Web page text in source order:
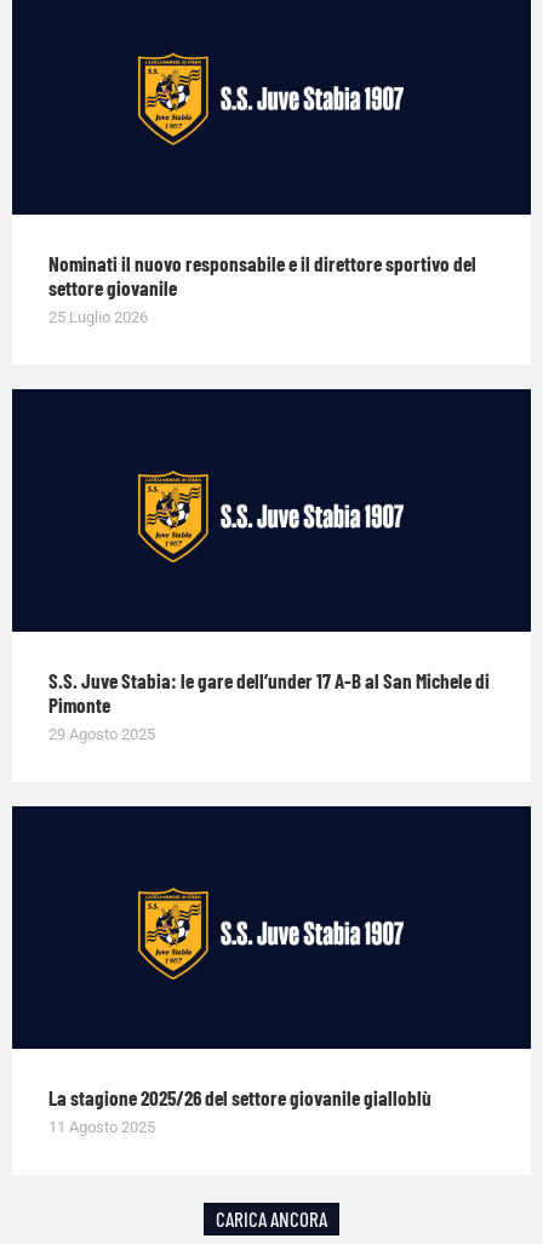
Nominati il nuovo responsabile e il direttore sportivo del
settore giovanile
25 Luglio 2026
S.S. Juve Stabia: le gare dell’under 17 A-B al San Michele di
Pimonte
29 Agosto 2025
La stagione 2025/26 del settore giovanile gialloblù
11 Agosto 2025
CARICA ANCORA